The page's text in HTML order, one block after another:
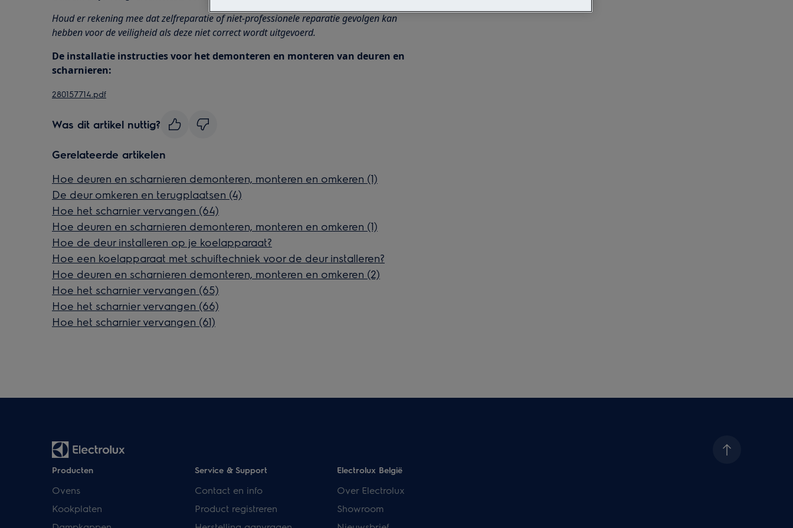
Houd er rekening mee dat zelfreparatie of niet-professionele reparatie gevolgen kan
hebben voor de veiligheid als deze niet correct wordt uitgevoerd.
De installatie instructies voor het demonteren en monteren van deuren en
scharnieren:
280157714.pdf
Was dit artikel nuttig?
Gerelateerde artikelen
Hoe deuren en scharnieren demonteren, monteren en omkeren (1)
De deur omkeren en terugplaatsen (4)
Hoe het scharnier vervangen (64)
Hoe deuren en scharnieren demonteren, monteren en omkeren (1)
Hoe de deur installeren op je koelapparaat?
Hoe een koelapparaat met schuiftechniek voor de deur installeren?
Hoe deuren en scharnieren demonteren, monteren en omkeren (2)
Hoe het scharnier vervangen (65)
Hoe het scharnier vervangen (66)
Hoe het scharnier vervangen (61)
Producten
Ovens
Kookplaten
Service & Support
Contact en info
Product registreren
Electrolux België
Over Electrolux
Showroom